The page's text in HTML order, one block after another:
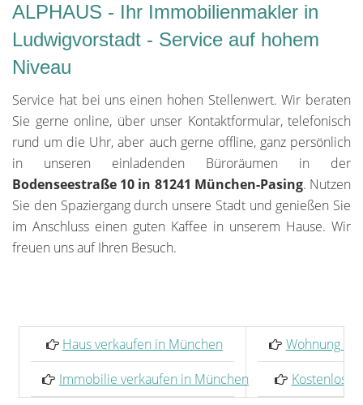
ALPHAUS - Ihr Immobilienmakler in
Ludwigvorstadt - Service auf hohem
Niveau
Service hat bei uns einen hohen Stellenwert. Wir beraten
Sie gerne online, über unser Kontaktformular, telefonisch
rund um die Uhr, aber auch gerne offline, ganz persönlich
in unseren einladenden Büroräumen in der
Bodenseestraße 10 in 81241 München-Pasing. Nutzen
Sie den Spaziergang durch unsere Stadt und genießen Sie
im Anschluss einen guten Kaffee in unserem Hause. Wir
freuen uns auf Ihren Besuch.
Haus verkaufen in München
Wohnung
Immobilie verkaufen in München
Kostenlose